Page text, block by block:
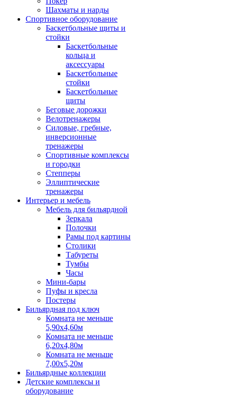
Шахматы и нарды
Спортивное оборудование
Баскетбольные щиты и
стойки
Баскетбольные
кольца и
аксессуары
Баскетбольные
стойки
Баскетбольные
щиты
Беговые дорожки
Велотренажеры
Силовые, гребные,
инверсионные
тренажеры
Спортивные комплексы
и городки
Степперы
Эллиптические
тренажеры
Интерьер и мебель
Мебель для бильярдной
Зеркала
Полочки
Рамы под картины
Столики
Табуреты
Тумбы
Часы
Мини-бары
Пуфы и кресла
Постеры
Бильярдная под ключ
Комната не меньше
5,90х4,60м
Комната не меньше
6,20х4,80м
Комната не меньше
7,00х5,20м
Бильярдные коллекции
Детские комплексы и
оборудование